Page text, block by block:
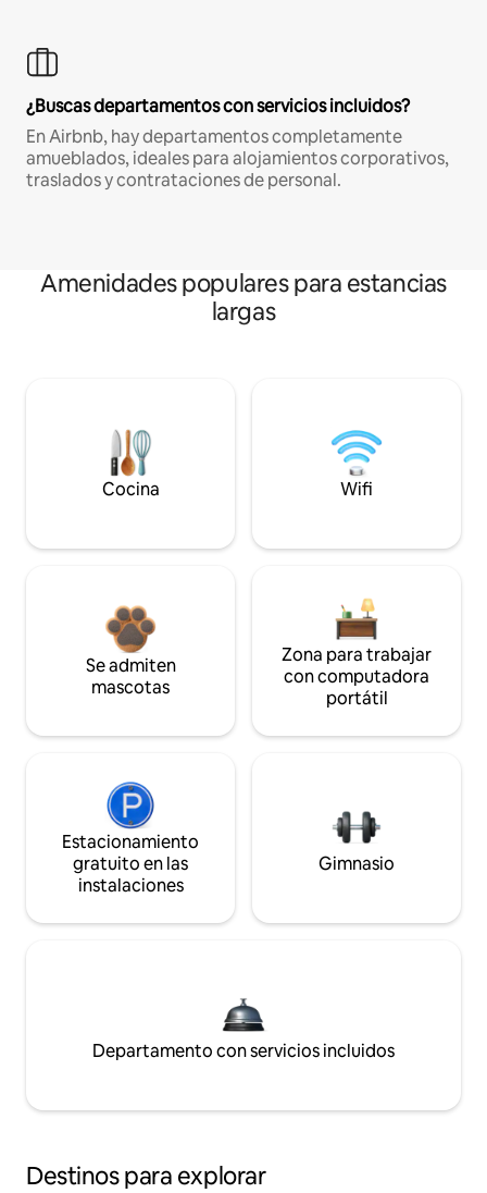
¿Buscas departamentos con servicios incluidos?
En Airbnb, hay departamentos completamente
amueblados, ideales para alojamientos corporativos,
traslados y contrataciones de personal.
Amenidades populares para estancias
largas
Cocina Wifi
Se admiten
mascotas
Zona para trabajar
con computadora
portátil
Estacionamiento
gratuito en las
instalaciones
Gimnasio
Departamento con servicios incluidos
Destinos para explorar